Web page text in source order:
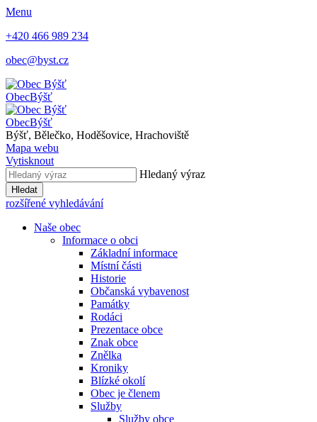
Menu
+420 466 989 234
obec@byst.cz
ObecBýšť
ObecBýšť
Býšť, Bělečko, Hoděšovice, Hrachoviště
Mapa webu
Vytisknout
Hledaný výraz
Hledat
rozšířené vyhledávání
Naše obec
Informace o obci
Základní informace
Místní části
Historie
Občanská vybavenost
Památky
Rodáci
Prezentace obce
Znak obce
Znělka
Kroniky
Blízké okolí
Obec je členem
Služby
Služby obce